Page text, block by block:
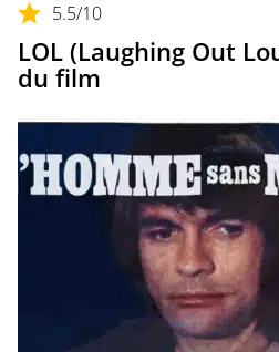
5.5/10
LOL (Laughing Out
du film